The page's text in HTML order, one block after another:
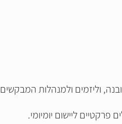
וליזמים ולמנהלות המבקשים
ליישום יומיומי.